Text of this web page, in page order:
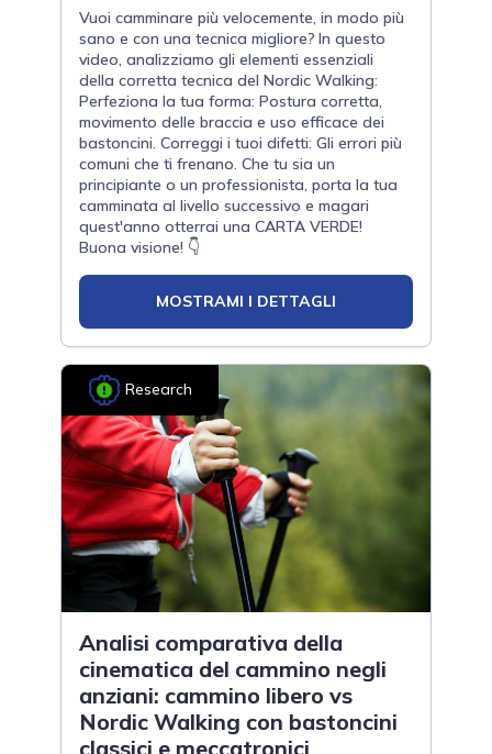
Vuoi camminare più velocemente, in modo più
sano e con una tecnica migliore? In questo
video, analizziamo gli elementi essenziali
della corretta tecnica del Nordic Walking:
Perfeziona la tua forma: Postura corretta,
movimento delle braccia e uso efficace dei
bastoncini. Correggi i tuoi difetti: Gli errori più
comuni che ti frenano. Che tu sia un
principiante o un professionista, porta la tua
camminata al livello successivo e magari
quest'anno otterrai una CARTA VERDE!
Buona visione! 👇
MOSTRAMI I DETTAGLI
Research
Analisi comparativa della
cinematica del cammino negli
anziani: cammino libero vs
Nordic Walking con bastoncini
classici e meccatronici